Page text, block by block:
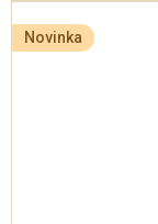
Novinka